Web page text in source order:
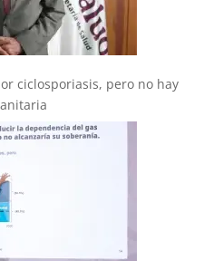
ciclosporiasis, pero no hay